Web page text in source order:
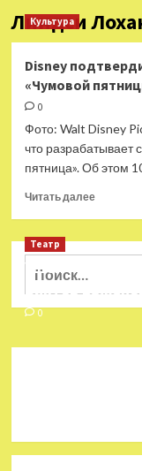
Линдси
Культура
Disney
«Чумовой
0
Фото: Walt Disney
что разрабатывает
пятница». Об этом
Читать далееПрочитать
Disney
над
Найти:
Театр
Ушёл из жизни
Виктор
0